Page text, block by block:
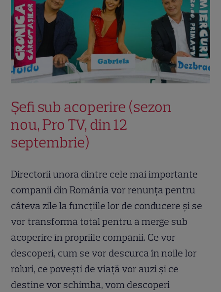
Șefi sub acoperire (sezon
nou, Pro TV, din 12
septembrie)
Directorii unora dintre cele mai importante
companii din România vor renunța pentru
câteva zile la funcțiile lor de conducere și se
vor transforma total pentru a merge sub
acoperire în propriile companii. Ce vor
descoperi, cum se vor descurca în noile lor
roluri, ce povești de viață vor auzi și ce
destine vor schimba, vom descoperi